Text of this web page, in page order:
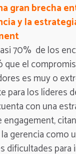
gran brecha
y la
70% de los
que el
es muy o
para los líderes
con una
gerencia como
dificultades para